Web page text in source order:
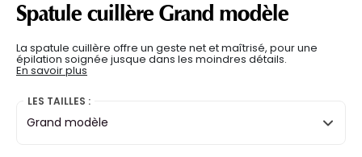
Spatule cuillère Grand modèle
La spatule cuillère offre un geste net et maîtrisé, pour une
épilation soignée jusque dans les moindres détails.
En savoir plus
LES TAILLES :
Grand modèle